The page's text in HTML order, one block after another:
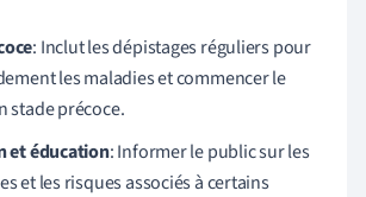
: Inclut les dépistages réguliers pour
les maladies et commencer le
stade précoce.
et éducation: Informer le public sur les
et les risques associés à certains